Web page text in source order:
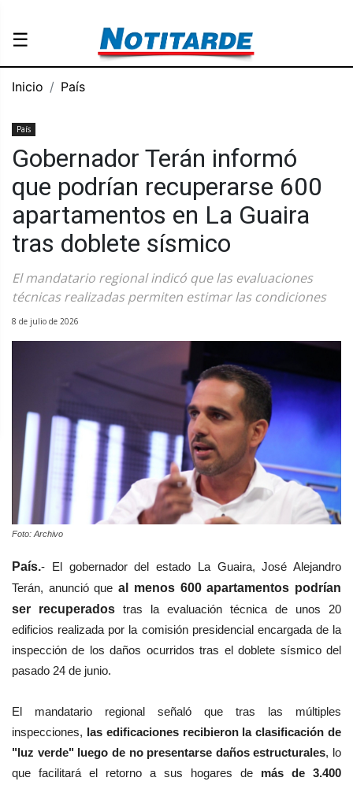
☰
Inicio País
País
Gobernador Terán informó
que podrían recuperarse 600
apartamentos en La Guaira
tras doblete sísmico
El mandatario regional indicó que las evaluaciones
técnicas realizadas permiten estimar las condiciones
8 de julio de 2026
Foto: Archivo
País.- El gobernador del estado La Guaira, José Alejandro
Terán, anunció queal menos 600 apartamentos podrían
ser recuperados tras la evaluación técnica de unos 20
edificios realizada por la comisión presidencial encargada de la
inspección de los daños ocurridos tras el doblete sísmico del
pasado 24 de junio.
El mandatario regional señaló que tras las múltiples
inspecciones, las edificaciones recibieron la clasificación de
"luz verde" luego de no presentarse daños estructurales, lo
que facilitará el retorno a sus hogares de más de 3.400